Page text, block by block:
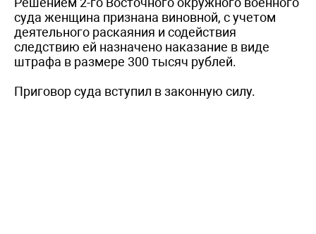
суда женщина признана виновной, с учетом
деятельного раскаяния и содействия
следствию ей назначено наказание в виде
штрафа в размере 300 тысяч рублей.
Приговор суда вступил в законную силу.